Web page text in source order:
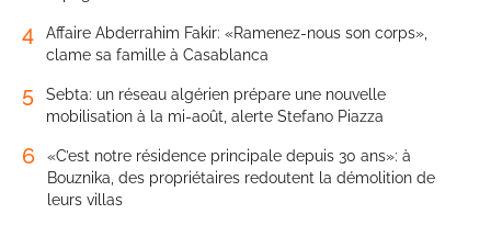
4
Affaire Abderrahim Fakir: «Ramenez-nous son corps»,
clame sa famille à Casablanca
5
Sebta: un réseau algérien prépare une nouvelle
mobilisation à la mi-août, alerte Stefano Piazza
6
«C’est notre résidence principale depuis 30 ans»: à
Bouznika, des propriétaires redoutent la démolition de
leurs villas